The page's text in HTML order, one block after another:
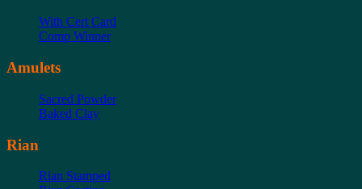
With Cert Card
Comp Winner
Amulets
Sacred Powder
Baked Clay
Rian
Rian Stamped